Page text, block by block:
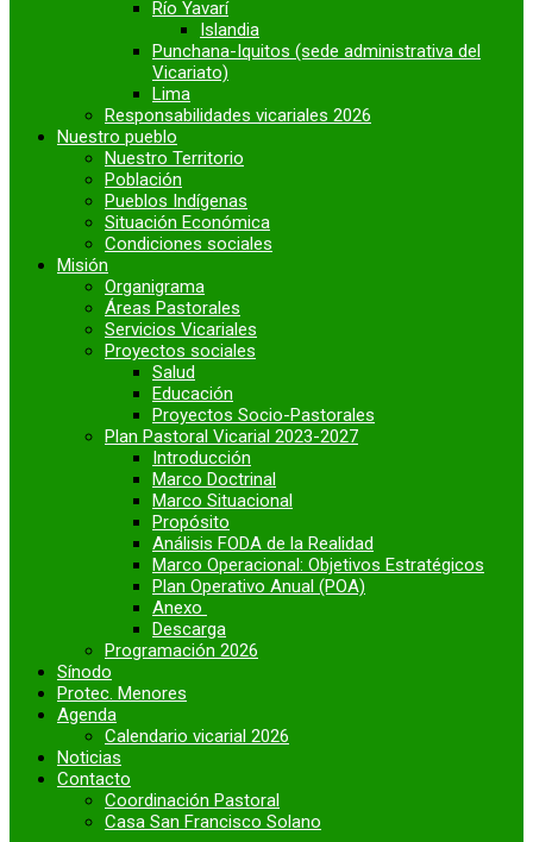
Río Yavarí
Islandia
Punchana-Iquitos (sede administrativa del
Vicariato)
Lima
Responsabilidades vicariales 2026
Nuestro pueblo
Nuestro Territorio
Población
Pueblos Indígenas
Situación Económica
Condiciones sociales
Misión
Organigrama
Áreas Pastorales
Servicios Vicariales
Proyectos sociales
Salud
Educación
Proyectos Socio-Pastorales
Plan Pastoral Vicarial 2023-2027
Introducción
Marco Doctrinal
Marco Situacional
Propósito
Análisis FODA de la Realidad
Marco Operacional: Objetivos Estratégicos
Plan Operativo Anual (POA)
Anexo
Descarga
Programación 2026
Sínodo
Protec. Menores
Agenda
Calendario vicarial 2026
Noticias
Contacto
Coordinación Pastoral
Casa San Francisco Solano